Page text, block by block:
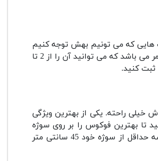
هایی که می تونیم بهش توجه کنیم
همچنین دوربین d810 دارای تایمر می باشد که می توانید آن را از 2 تا
یکی از بهترین ویژگی
تا بهترین فوکوس را بر روی سوژه
اگه می خواید دوربین d810 فوکوس نرمی بر روی سوژه شما داشته باشه حداقل از سوژه خود 45 سانتی متر